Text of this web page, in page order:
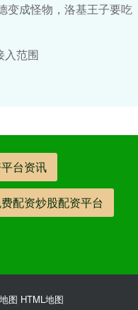
变成怪物，洛基王子要吃
入范围
台资讯
配资炒股配资平台
图 HTML地图